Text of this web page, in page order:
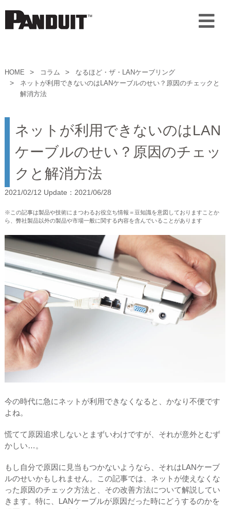
HOME コラム
なるほど・ザ・LANケーブリング
ネットが利用できないのはLANケーブルのせい？原因のチェックと
解消方法
ネットが利用できないのはLAN
ケーブルのせい？原因のチェッ
クと解消方法
2021/02/12 Update：2021/06/28
※この記事は製品や技術にまつわるお役立ち情報＝豆知識を意図しておりますことか
ら、弊社製品以外の製品や市場一般に関する内容を含んでいることがあります
今の時代に急にネットが利用できなくなると、かなり不便です
よね。
慌てて原因追求しないとまずいわけですが、それが意外とむず
かしい…。
もし自分で原因に見当もつかないようなら、それはLANケーブ
ルのせいかもしれません。この記事では、ネットが使えなくな
った原因のチェック方法と、その改善方法について解説してい
きます。特に、LANケーブルが原因だった時にどうするのかを